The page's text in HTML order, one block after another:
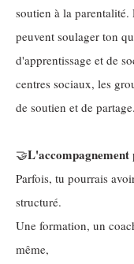
soutien à la parentalité.
peuvent soulager ton
d'apprentissage et de
centres sociaux, les
de soutien et de partage.
🤝L'accompagnement
Parfois, tu pourrais
structuré.
Une formation, un
même,